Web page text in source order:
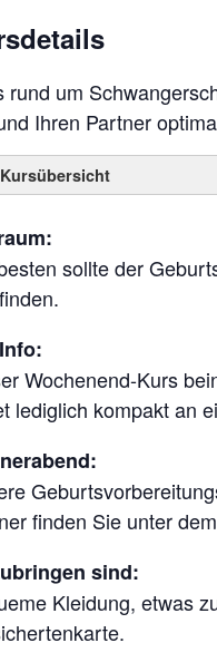
rund um
Ihren Partner
Kursübersicht
sollte der
Wochenend-Kurs
lediglich kompakt an
finden Sie unter
sind:
Kleidung, etwas